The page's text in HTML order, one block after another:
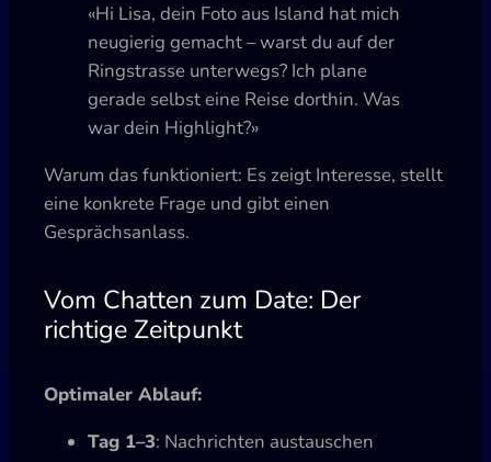
«Hi Lisa, dein Foto aus Island hat mich
neugierig gemacht – warst du auf der
Ringstrasse unterwegs? Ich plane
gerade selbst eine Reise dorthin. Was
war dein Highlight?»
Warum das funktioniert: Es zeigt Interesse, stellt
eine konkrete Frage und gibt einen
Gesprächsanlass.
Vom Chatten zum Date: Der
richtige Zeitpunkt
Optimaler Ablauf:
Tag 1–3: Nachrichten austauschen